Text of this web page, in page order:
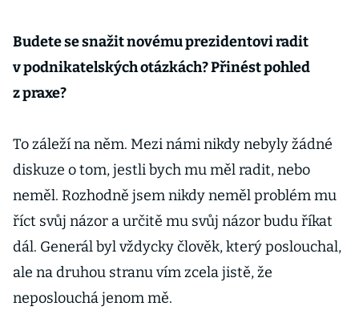
Budete se snažit novému prezidentovi radit
v podnikatelských otázkách? Přinést pohled
z praxe?
To záleží na něm. Mezi námi nikdy nebyly žádné
diskuze o tom, jestli bych mu měl radit, nebo
neměl. Rozhodně jsem nikdy neměl problém mu
říct svůj názor a určitě mu svůj názor budu říkat
dál. Generál byl vždycky člověk, který poslouchal,
ale na druhou stranu vím zcela jistě, že
neposlouchá jenom mě.